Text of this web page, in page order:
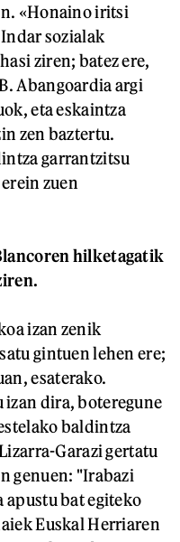
«Honaino iritsi
Indar sozialak
ziren; batez ere,
Abangoardia argi
eta eskaintza
zen baztertu.
garrantzitsu
zuen
hilketagatik
izan zenik
gintuen lehen ere;
esaterako.
dira, boteregune
baldintza
Garazi gertatu
genuen: "Irabazi
apustu bat egiteko
Euskal Herriaren